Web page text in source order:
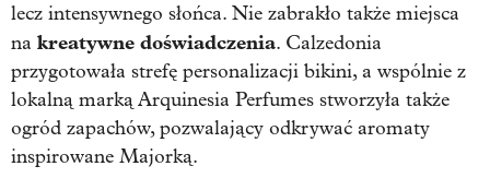
lecz intensywnego słońca. Nie zabrakło także miejsca
na kreatywne doświadczenia. Calzedonia
przygotowała strefę personalizacji bikini, a wspólnie z
lokalną marką Arquinesia Perfumes stworzyła także
ogród zapachów, pozwalający odkrywać aromaty
inspirowane Majorką.